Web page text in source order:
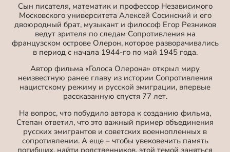
Сын писателя, математик и профессор Независимого
Московского университета Алексей Сосинский и его
двоюродный брат, музыкант и философ Егор Резников
ведут зрителя по следам Сопротивления на
французском острове Олерон, которое разворачивались
в период с начала 1944-го по май 1945 года.
Автор фильма «Голоса Олерона» открыл миру
неизвестную ранее главу из истории Сопротивления
нацистскому режиму и русской эмиграции, впервые
рассказанную спустя 77 лет.
На вопрос, что побудило автора к созданию фильма,
Степан ответил, что это важный пример объединения
русских эмигрантов и советских военнопленных в
сопротивлении. А еще – чтобы увековечить память
погибших, найти родственников, этой темой заняться